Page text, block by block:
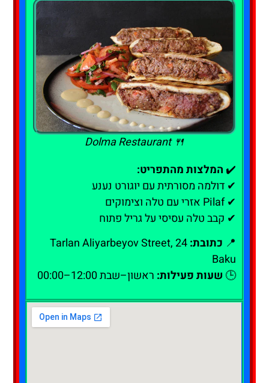
🍴 Dolma Restaurant
✔️ המלצות מהתפריט:
✔ דולמה מסורתית עם יוגורט נענע
✔ Pilaf אזרי עם טלה וצימוקים
✔ קבב טלה עסיסי על גריל פתוח
📍 כתובת:
24 Tarlan Aliyarbeyov Street,
Baku
🕒 שעות פעילות: ראשון–שבת 12:00–00:00